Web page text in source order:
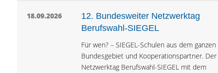
18.09.2026
12. Bundes­weiter Netzwerk­tag
Berufswahl-SIEGEL
Für wen? – SIEGEL-Schulen aus dem ganzen
Bundesgebiet und Kooperationspartner. Der
Netzwerktag Berufswahl-SIEGEL mit dem